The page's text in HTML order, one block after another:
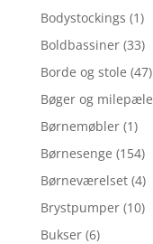
Bodystockings (1)
Boldbassiner (33)
Borde og stole (47)
Bøger og milepæle
Børnemøbler (1)
Børnesenge (154)
Børneværelset (4)
Brystpumper (10)
Bukser (6)